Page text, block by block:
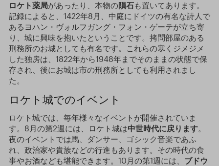
ロケト薬局があったり、本物の隕石も置いてあります。
記録によると、1422年8月、中庭にドイツの有名な詩人で
あるヨハン・ヴォルフガング・フォン・ゲーテが立ち寄
り、城に興味を抱いたということです。拷問部屋のある
刑務所のお城としても有名です。これらの寒くジメジメ
した独房は、1822年から1948年までそのままの状態で保
存され、後にお城は市の刑務所としても利用されまし
た。
ロケト城でのイベント
ロケト城では、毎年様々なイベントが開催されていま
す。8月の第2週には、ロケト城は中世時代に戻ります。
夜のイベントでは馬、ダンサー、ゴシック音楽であふ
れ、政治家や貴族などの行進もあります。その時代の食
事やお酒なども堪能できます。10月の第1週には、 ブドウ